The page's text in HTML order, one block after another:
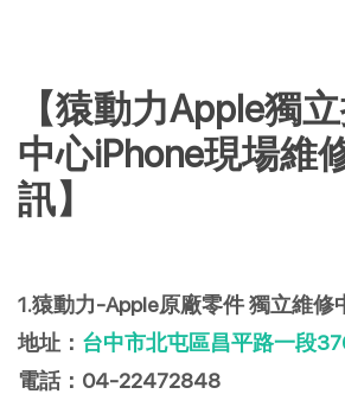
【猿動力Apple獨
中心iPhone現場維
訊】
1.猿動力-Apple原廠零件 獨立維修
地址： 台中市北屯區昌平路一段
電話：04-22472848